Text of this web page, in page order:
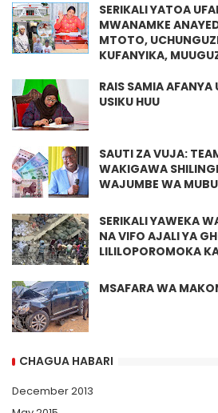
SERIKALI YATOA
MWANAMKE
MTOTO,
KUFANYIKA,
RAIS SAMIA
USIKU HUU
SAUTI ZA VUJA:
WAKIGAWA
WAJUMBE WA
SERIKALI YAWEKA
NA VIFO AJALI YA
LILILOPOROMOKA
MSAFARA WA
CHAGUA HABARI
December 2013